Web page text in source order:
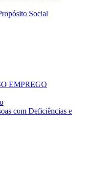
Social
EMPREGO
com Deficiências e